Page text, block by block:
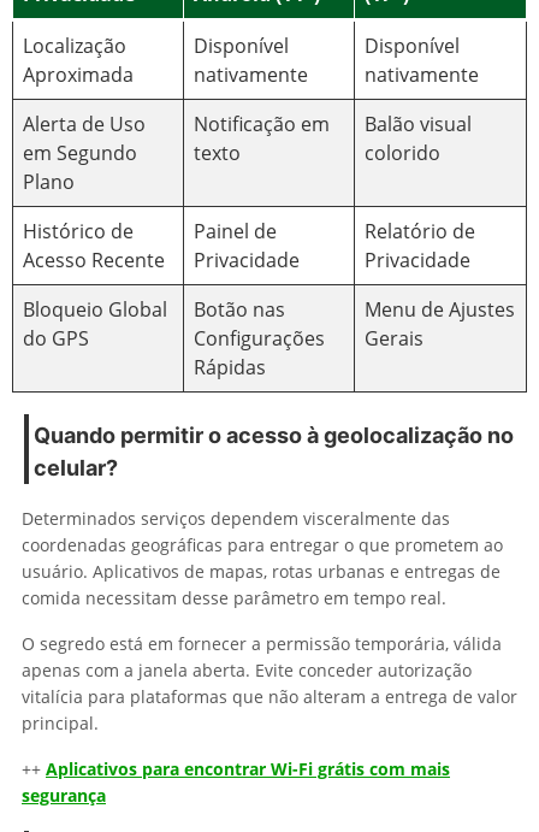
Localização
Aproximada
Disponível
nativamente
Disponível
nativamente
Alerta de Uso
em Segundo
Plano
Notificação em
texto
Balão visual
colorido
Histórico de
Acesso Recente
Painel de
Privacidade
Relatório de
Privacidade
Bloqueio Global
do GPS
Botão nas
Configurações
Rápidas
Menu de Ajustes
Gerais
Quando permitir o acesso à geolocalização no
celular?
Determinados serviços dependem visceralmente das
coordenadas geográficas para entregar o que prometem ao
usuário. Aplicativos de mapas, rotas urbanas e entregas de
comida necessitam desse parâmetro em tempo real.
O segredo está em fornecer a permissão temporária, válida
apenas com a janela aberta. Evite conceder autorização
vitalícia para plataformas que não alteram a entrega de valor
principal.
++ Aplicativos para encontrar Wi-Fi grátis com mais
segurança